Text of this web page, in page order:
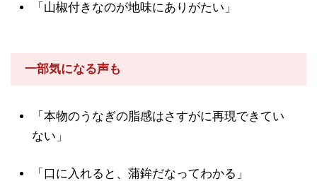
「山椒付きなのが地味にありがたい」
一部気になる声も
「本物のうなぎの脂感はさすがに再現できてい
ない」
「口に入れると、蒲鉾だなってわかる」